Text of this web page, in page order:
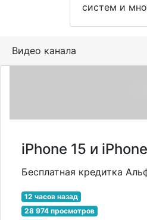
систем и
Видео канала
iPhone 15 и
Бесплатная кредитка
12 часов назад
28 974 просмотров